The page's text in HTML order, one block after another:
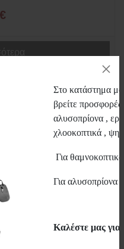
Στο κατάστημα
βρείτε
αλυσοπρίονα ,
χλοοκοπτικά ,
Για
Για αλυσοπρίονα
Καλέστε μας για